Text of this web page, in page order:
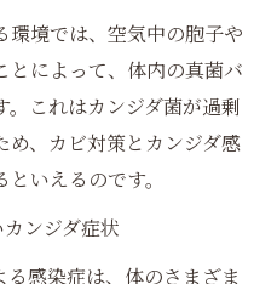
環境では、空気中の胞子や
とによって、体内の真菌バ
。これはカンジダ菌が過剰
め、カビ対策とカンジダ感
いえるのです。
ンジダ症状
感染症は、体のさまざま